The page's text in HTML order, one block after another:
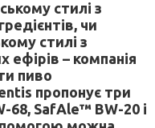
стилі з
чи
стилі з
ефірів – компанія
пиво
пропонує три
SafAle™ BW-20 і